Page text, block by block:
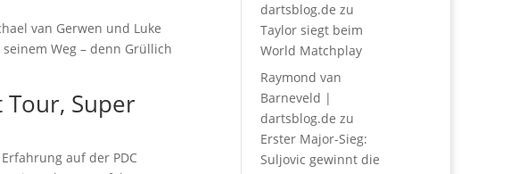
van Gerwen und Luke
Weg – denn Grüllich
Super
auf der PDC
dartsblog.de zu
Taylor siegt beim
World Matchplay
Raymond van
Barneveld |
dartsblog.de zu
Erster Major-Sieg:
Suljovic gewinnt die